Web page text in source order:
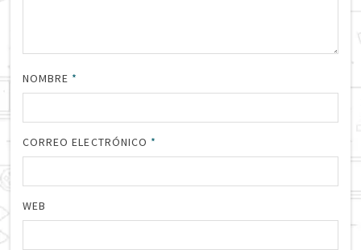
NOMBRE *
CORREO ELECTRÓNICO *
WEB